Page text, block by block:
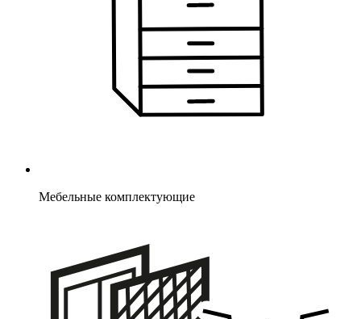
Мебельные комплектующие